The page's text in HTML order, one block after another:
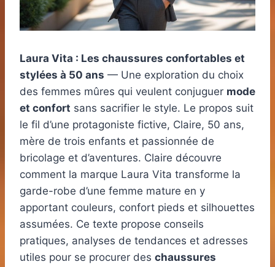
Laura Vita : Les chaussures confortables et
stylées à 50 ans — Une exploration du choix
des femmes mûres qui veulent conjuguer mode
et confort sans sacrifier le style. Le propos suit
le fil d’une protagoniste fictive, Claire, 50 ans,
mère de trois enfants et passionnée de
bricolage et d’aventures. Claire découvre
comment la marque Laura Vita transforme la
garde-robe d’une femme mature en y
apportant couleurs, confort pieds et silhouettes
assumées. Ce texte propose conseils
pratiques, analyses de tendances et adresses
utiles pour se procurer des chaussures